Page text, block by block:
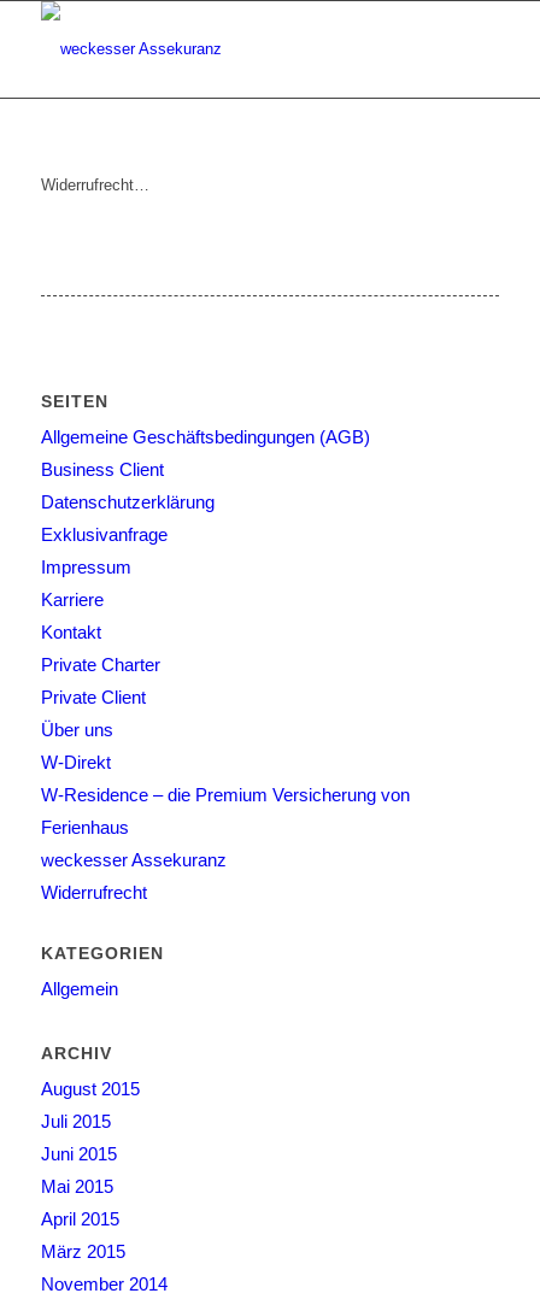
Widerrufrecht…
SEITEN
Allgemeine Geschäftsbedingungen (AGB)
Business Client
Datenschutzerklärung
Exklusivanfrage
Impressum
Karriere
Kontakt
Private Charter
Private Client
Über uns
W-Direkt
W-Residence – die Premium Versicherung von
Ferienhaus
weckesser Assekuranz
Widerrufrecht
KATEGORIEN
Allgemein
ARCHIV
August 2015
Juli 2015
Juni 2015
Mai 2015
April 2015
März 2015
November 2014